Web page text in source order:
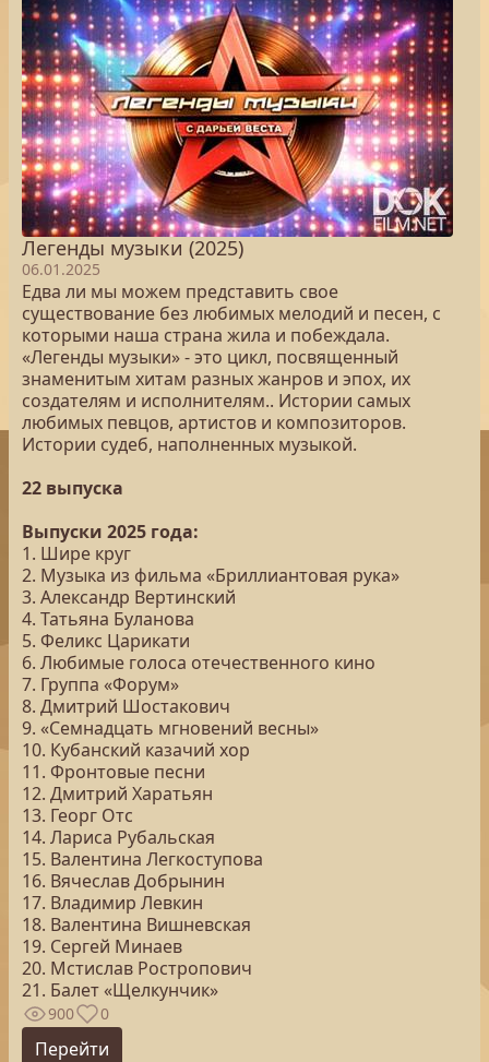
Легенды музыки (2025)
06.01.2025
Едва ли мы можем представить свое
существование без любимых мелодий и песен, с
которыми наша страна жила и побеждала.
«Легенды музыки» - это цикл, посвященный
знаменитым хитам разных жанров и эпох, их
создателям и исполнителям.. Истории самых
любимых певцов, артистов и композиторов.
Истории судеб, наполненных музыкой.
22 выпуска
Выпуски 2025 года:
1. Шире круг
2. Музыка из фильма «Бриллиантовая рука»
3. Александр Вертинский
4. Татьяна Буланова
5. Феликс Царикати
6. Любимые голоса отечественного кино
7. Группа «Форум»
8. Дмитрий Шостакович
9. «Семнадцать мгновений весны»
10. Кубанский казачий хор
11. Фронтовые песни
12. Дмитрий Харатьян
13. Георг Отс
14. Лариса Рубальская
15. Валентина Легкоступова
16. Вячеслав Добрынин
17. Владимир Левкин
18. Валентина Вишневская
19. Сергей Минаев
20. Мстислав Ростропович
21. Балет «Щелкунчик»
900 0
Перейти